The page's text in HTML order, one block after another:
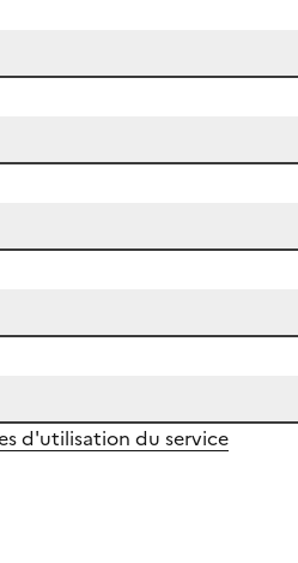
d'utilisation du service